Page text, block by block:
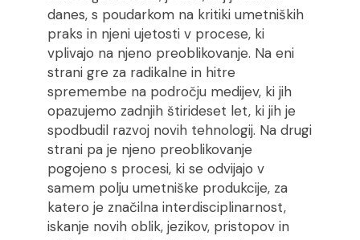
danes, s poudarkom na kritiki umetniških
praks in njeni ujetosti v procese, ki
vplivajo na njeno preoblikovanje. Na eni
strani gre za radikalne in hitre
spremembe na področju medijev, ki jih
opazujemo zadnjih štirideset let, ki jih je
spodbudil razvoj novih tehnologij. Na drugi
strani pa je njeno preoblikovanje
pogojeno s procesi, ki se odvijajo v
samem polju umetniške produkcije, za
katero je značilna interdisciplinarnost,
iskanje novih oblik, jezikov, pristopov in